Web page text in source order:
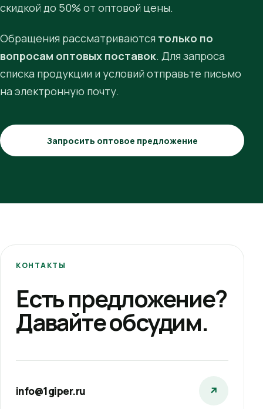
скидкой до 50% от оптовой цены.
Обращения рассматриваются только по
вопросам оптовых поставок. Для запроса
списка продукции и условий отправьте письмо
на электронную почту.
Запросить оптовое предложение
КОНТАКТЫ
Есть предложение?
Давайте обсудим.
info@1giper.ru ↗